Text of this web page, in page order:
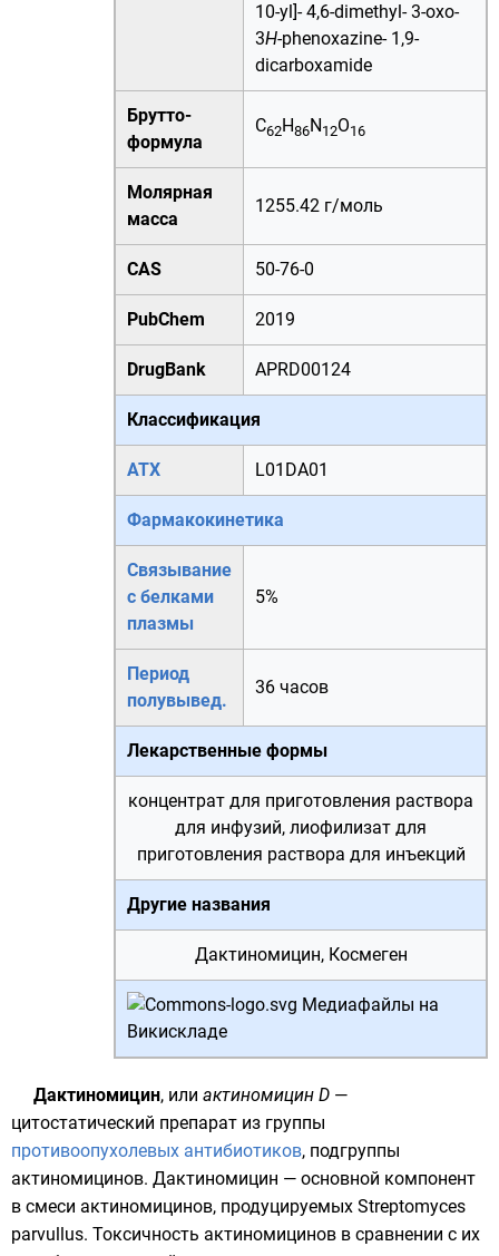
10-yl]- 4,6-dimethyl- 3-oxo-
3H-phenoxazine- 1,9-
dicarboxamide
Брутто-
формула
C62H86N12O16
Молярная
масса
1255.42 г/моль
CAS 50-76-0
PubChem 2019
DrugBank APRD00124
Классификация
АТХ L01DA01
Фармакокинетика
Связывание
с белками
плазмы
5%
Период
полувывед.
36 часов
Лекарственные формы
концентрат для приготовления раствора
для инфузий, лиофилизат для
приготовления раствора для инъекций
Другие названия
Дактиномицин, Космеген
Медиафайлы на
Викискладе
Дактиномицин, или актиномицин D —
цитостатический препарат из группы
противоопухолевых антибиотиков, подгруппы
актиномицинов. Дактиномицин — основной компонент
в смеси актиномицинов, продуцируемых Streptomyces
parvullus. Токсичность актиномицинов в сравнении с их